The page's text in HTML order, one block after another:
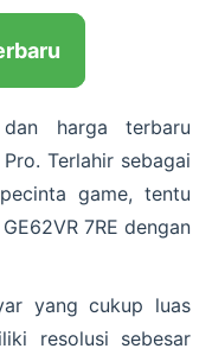
harga terbaru
Terlahir sebagai
game, tentu
7RE dengan
yang cukup luas
resolusi sebesar